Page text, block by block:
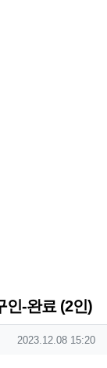
인-완료 (2인)
작성일
2023.12.08 15:20